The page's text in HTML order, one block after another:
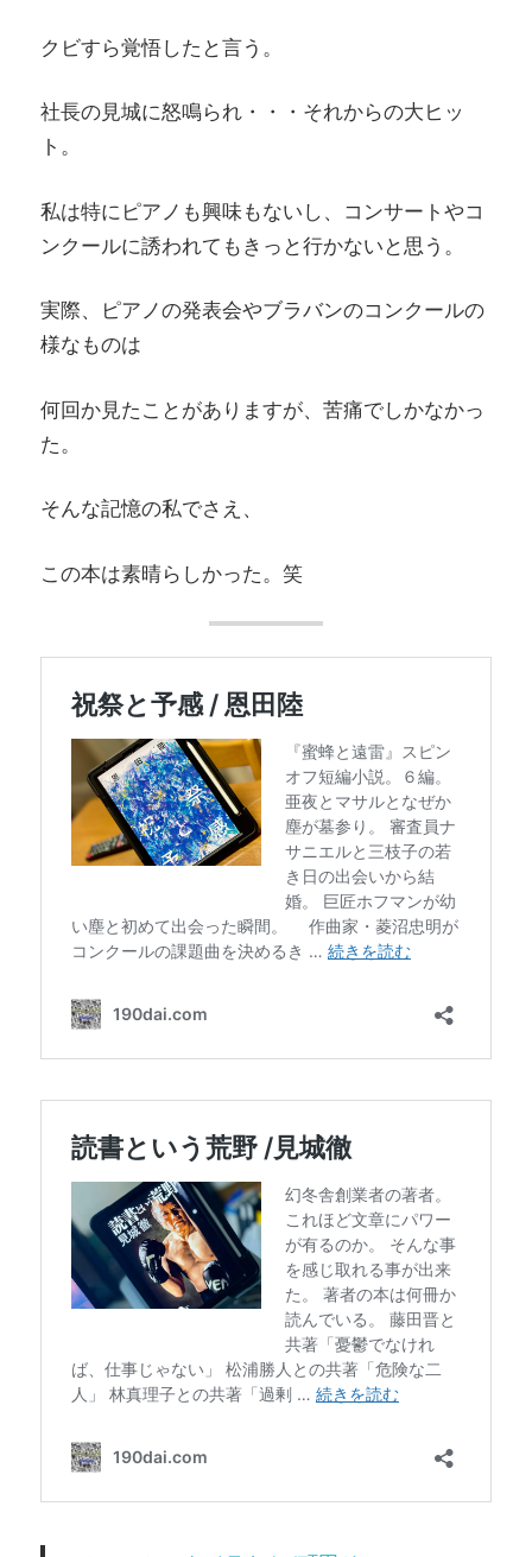
クビすら覚悟したと言う。
社長の見城に怒鳴られ・・・それからの大ヒッ
ト。
私は特にピアノも興味もないし、コンサートやコ
ンクールに誘われてもきっと行かないと思う。
実際、ピアノの発表会やブラバンのコンクールの
様なものは
何回か見たことがありますが、苦痛でしかなかっ
た。
そんな記憶の私でさえ、
この本は素晴らしかった。笑